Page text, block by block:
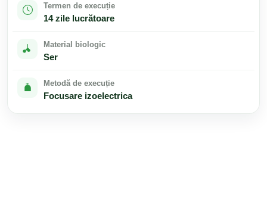
Termen de execuție
14 zile lucrătoare
Material biologic
Ser
Metodă de execuție
Focusare izoelectrica